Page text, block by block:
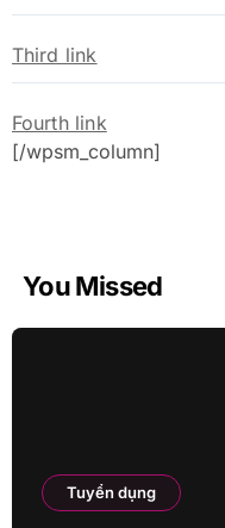
Third link
Fourth link
[/wpsm_column]
You Missed
Tuyển dụng